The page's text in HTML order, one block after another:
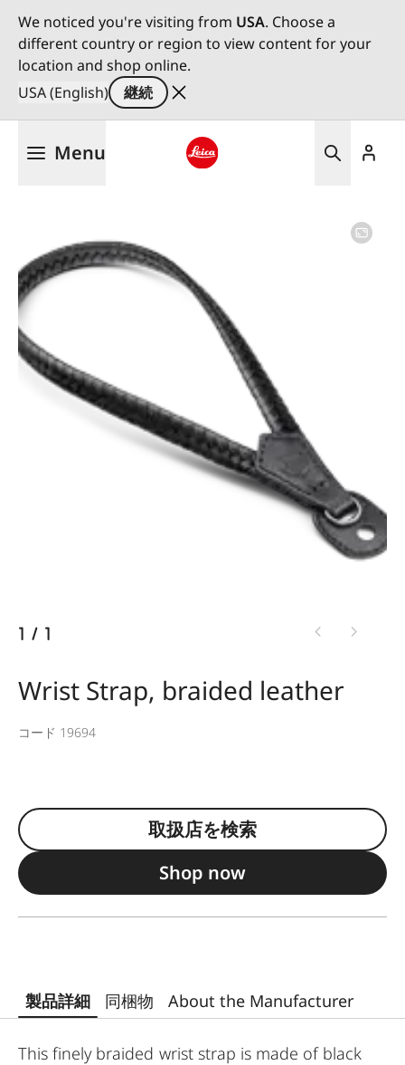
We noticed you're visiting from USA. Choose a
different country or region to view content for your
location and shop online.
USA (English)
継続
Menu
1 / 1
Wrist Strap, braided leather
コード 19694
取扱店を検索
Shop now
製品詳細 同梱物 About the Manufacturer
This finely braided wrist strap is made of black